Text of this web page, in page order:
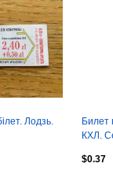
Лодзь.
Билет
КХЛ.
$0.37